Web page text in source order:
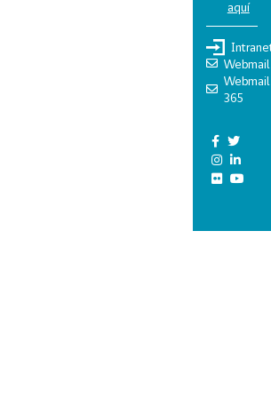
aquí
Webmail
Webmail
365